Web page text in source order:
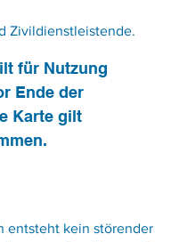
Zivildienstleistende.
für Nutzung
Ende der
Karte gilt
entsteht kein störender